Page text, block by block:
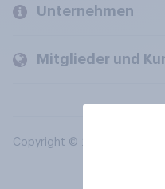
Unternehmen
Mitglieder und
Copyright © 2026 YouGov